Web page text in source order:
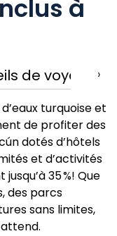
à
de voyage ›
turquoise et
de profiter des
dotés d’hôtels
et d’activités
35 %! Que
des parcs
sans limites,